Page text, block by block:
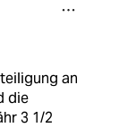
an
die
3 1/2